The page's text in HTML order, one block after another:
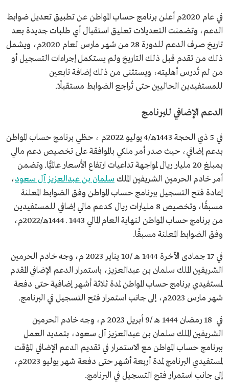
في عام 2020م أعلن برنامج حساب المواطن عن تطبيق تعديل ضوابط
الدعم، وتضمنت التعديلات تعليق استقبال أي طلبات جديدة بعد
تاريخ صرف الدعم للدورة 28 من شهر مارس لعام 2020م، ويشمل
ذلك من تقدم قبل ذلك التاريخ ولم يستكمل إجراءات التسجيل أو
من لم تُدرس أهليته، ويستثنى من ذلك إضافة تابعين
للمستفيدين الحاليين حتى تُراجع الضوابط مستقبلًا.
الدعم الإضافي للبرنامج
في 5 ذي الحجة 1443هـ/4 يوليو 2022م ، حظي برنامج حساب المواطن
بدعم إضافي، حيث صدر أمر ملكي بالموافقة على تخصيص دعم مالي
بمبلغ 20 مليار ريال لمواجهة تداعيات ارتفاع الأسعار عالميًّا. وتضمن
أمر خادم الحرمين الشريفين الملك سلمان بن عبدالعزيز آل سعود،
إعادة فتح التسجيل ببرنامج حساب المواطن وفق الضوابط المعلنة
مسبقًا، وتخصيص 8 مليارات ريال كدعم مالي إضافي للمستفيدين
من برنامج حساب المواطن لنهاية العام المالي 1443 ـ 1444هـ/2022م،
وفق الضوابط المعلنة مسبقًا.
في 17 جمادى الآخرة 1444 هـ /10 يناير 2023 م، وجه خادم الحرمين
الشريفين الملك سلمان بن عبدالعزيز، باستمرار الدعم الإضافي المقدم
لمستفيدي برنامج حساب المواطن لمدة ثلاثة أشهر إضافية حتى دفعة
شهر مارس 2023م، إلى جانب استمرار فتح التسجيل في البرنامج.
في 18 رمضان 1444 هـ /9 أبريل 2023 م، وجه خادم الحرمين
الشريفين الملك سلمان بن عبدالعزيز آل سعود، بتمديد العمل
ببرنامج حساب المواطن مع الاستمرار في تقديم الدعم الإضافي المؤقت
لمستفيدي البرنامج لمدة أربعة أشهر حتى دفعة شهر يوليو 2023م،
إلى جانب استمرار فتح التسجيل في البرنامج.